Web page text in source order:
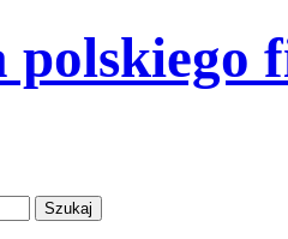
polskiego